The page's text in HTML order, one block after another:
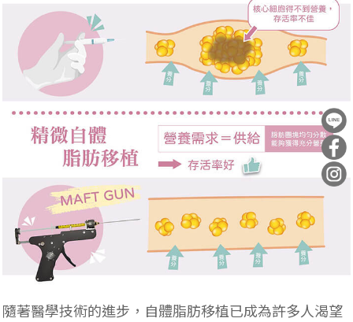
隨著醫學技術的進步，自體脂肪移植已成為許多人渴望